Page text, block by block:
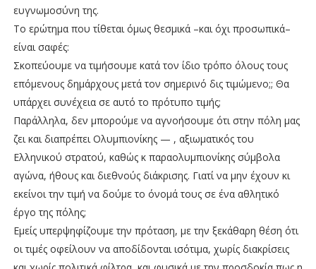
ευγνωμοσύνη της.
Το ερώτημα που τίθεται όμως θεσμικά –και όχι προσωπικά–
είναι σαφές:
Σκοπεύουμε να τιμήσουμε κατά τον ίδιο τρόπο όλους τους
επόμενους δημάρχους μετά τον σημερινό δις τιμώμενο;; Θα
υπάρχει συνέχεια σε αυτό το πρότυπο τιμής;
Παράλληλα, δεν μπορούμε να αγνοήσουμε ότι στην πόλη μας
ζει και διαπρέπει Ολυμπιονίκης — , αξιωματικός του
Ελληνικού στρατού, καθώς κ παραολυμπιονίκης σύμβολα
αγώνα, ήθους και διεθνούς διάκρισης. Γιατί να μην έχουν κι
εκείνοι την τιμή να δούμε το όνομά τους σε ένα αθλητικό
έργο της πόλης;
Εμείς υπερψηφίζουμε την πρόταση, με την ξεκάθαρη θέση ότι
οι τιμές οφείλουν να αποδίδονται ισότιμα, χωρίς διακρίσεις